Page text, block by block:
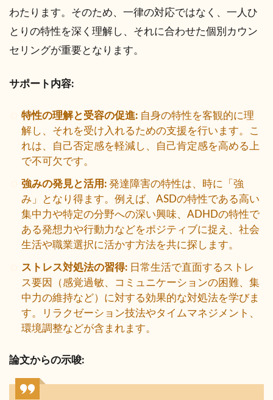
わたります。そのため、一律の対応ではなく、一人ひ
とりの特性を深く理解し、それに合わせた個別カウン
セリングが重要となります。
サポート内容:
特性の理解と受容の促進: 自身の特性を客観的に理
解し、それを受け入れるための支援を行います。こ
れは、自己否定感を軽減し、自己肯定感を高める上
で不可欠です。
強みの発見と活用: 発達障害の特性は、時に「強
み」となり得ます。例えば、ASDの特性である高い
集中力や特定の分野への深い興味、ADHDの特性で
ある発想力や行動力などをポジティブに捉え、社会
生活や職業選択に活かす方法を共に探します。
ストレス対処法の習得: 日常生活で直面するストレ
ス要因（感覚過敏、コミュニケーションの困難、集
中力の維持など）に対する効果的な対処法を学びま
す。リラクゼーション技法やタイムマネジメント、
環境調整などが含まれます。
論文からの示唆: